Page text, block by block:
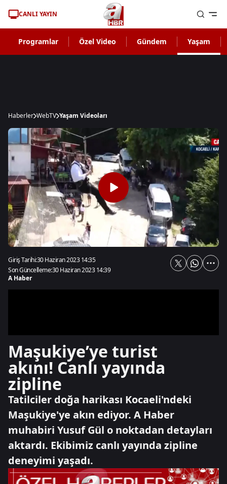
CANLI YAYIN
Programlar Özel Video Gündem Yaşam
Haberler WebTV Yaşam Videoları
Giriş Tarihi:30 Haziran 2023 14:35
Son Güncelleme:30 Haziran 2023 14:39
A Haber
Maşukiye’ye turist
akını! Canlı yayında
zipline
Tatilciler doğa harikası Kocaeli'ndeki
Maşukiye'ye akın ediyor. A Haber
muhabiri Yusuf Gül o noktadan detayları
aktardı. Ekibimiz canlı yayında zipline
deneyimi yaşadı.